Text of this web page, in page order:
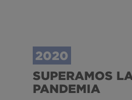
2020
SUPERAMOS
PANDEMIA